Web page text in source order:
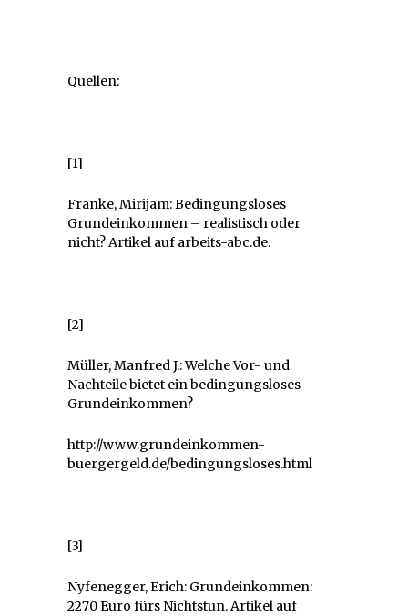
Quellen:
[1]
Franke, Mirijam: Bedingungsloses
Grundeinkommen – realistisch oder
nicht? Artikel auf arbeits-abc.de.
[2]
Müller, Manfred J.: Welche Vor- und
Nachteile bietet ein bedingungsloses
Grundeinkommen?
http://www.grundeinkommen-
buergergeld.de/bedingungsloses.html
[3]
Nyfenegger, Erich: Grundeinkommen:
2270 Euro fürs Nichtstun. Artikel auf